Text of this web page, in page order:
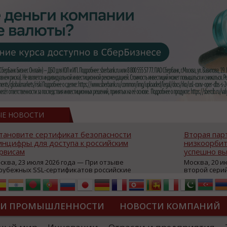
НОВОСТИ
сертификат безопасности
для доступа к российским
23 июля 2026 года — При отзыве
SSL-сертификатов российские
могут некорректно открываться в
браузерах (Google Chrome,
Edge и др.), а соединение с сервисами
ресурсы уже сообщили о
недоступности и ошибках при
из-за отзывов сертификатов
Вторая
успешно
Москва, 20
второй
аппаратов,
масштабной
интернет с
из
«Экономика
ПРОМЫШЛЕННОСТИ НОВОСТИ КОМПАНИЙ